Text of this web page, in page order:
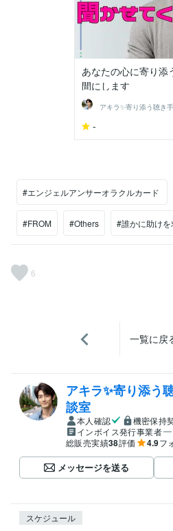
あなたの心に寄り添
間にします
-
#エンジェルアンサーオラクルカード
#FROM #Others #誰かに助け
6
一覧に戻
アキラ✨寄り添う
談室
本人確認
機密保持
インボイス発行事業者
総販売実績38評価 4.9フ
メッセージを送る
スケジュール